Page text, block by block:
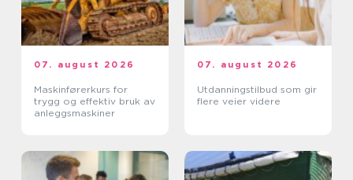
07. august 2026
Maskinførerkurs for
trygg og effektiv bruk av
anleggsmaskiner
07. august 2026
Utdanningstilbud som gir
flere veier videre